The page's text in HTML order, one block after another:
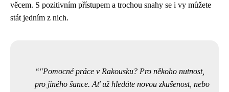
věcem. S pozitivním přístupem a trochou snahy se i vy můžete
stát jedním z nich.
"Pomocné práce v Rakousku? Pro někoho nutnost,
pro jiného šance. Ať už hledáte novou zkušenost, nebo